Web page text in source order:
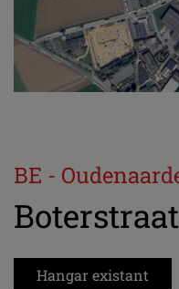
BE -
Boterstraat
Hangar existant